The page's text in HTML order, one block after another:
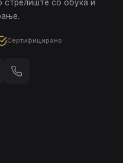
стрелиште со обука и
Сертифицирано